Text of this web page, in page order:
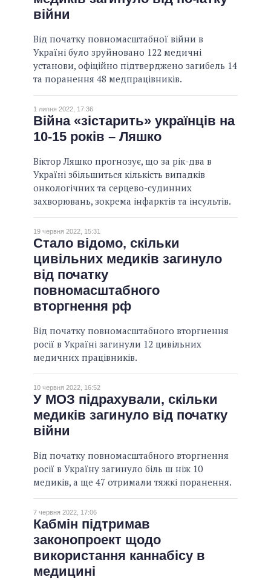
АРХІВНІ ОБІЦЯНКИ
війни
Від початку повномасштабної війни в
Україні було зруйновано 122 медичні
установи, офіційно підтверджено загибель 14
та поранення 48 медпрацівників.
1 липня 2022, 17:36
Війна «зістарить» українців на
10-15 років – Ляшко
Віктор Ляшко прогнозує, що за рік-два в
Україні збільшиться кількість випадків
онкологічних та серцево-судинних
захворювань, зокрема інфарктів та інсультів.
19 червня 2022, 15:31
Стало відомо, скільки
цивільних медиків загинуло
від початку
повномасштабного
вторгнення рф
Від початку повномасштабного вторгнення
росії в Україні загинули 12 цивільних
медичних працівників.
10 червня 2022, 16:52
У МОЗ підрахували, скільки
медиків загинуло від початку
війни
Від початку повномасштабного вторгнення
росії в Україну загинуло біль ш ніж 10
медиків, а ще 47 отримали тяжкі поранення.
7 червня 2022, 17:06
Кабмін підтримав
законопроект щодо
використання каннабісу в
медицині